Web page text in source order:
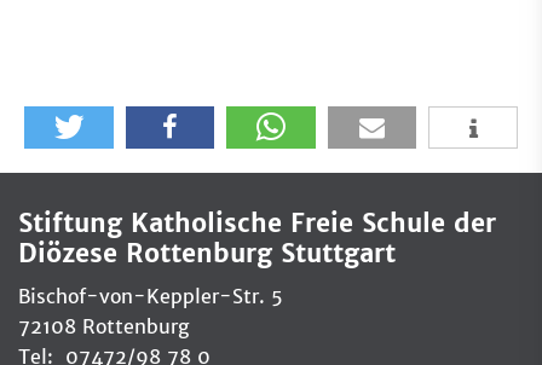
Stiftung Katholische Freie Schule der
Diözese Rottenburg Stuttgart
Bischof-von-Keppler-Str. 5
72108 Rottenburg
Tel: 07472/98 78 0